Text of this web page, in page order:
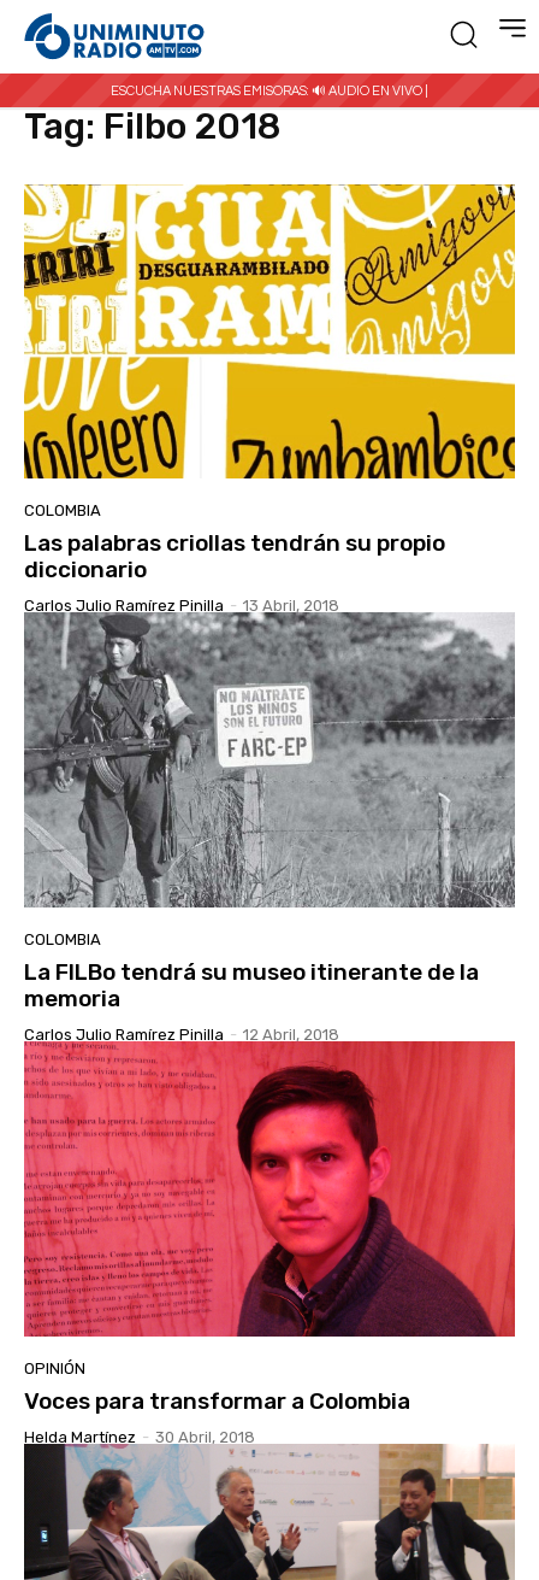
ESCUCHA NUESTRAS EMISORAS: 🔊 AUDIO EN VIVO |
Inicio Etiquetas Filbo 2018
Tag: Filbo 2018
COLOMBIA
Las palabras criollas tendrán su propio
diccionario
Carlos Julio Ramírez Pinilla - 13 Abril, 2018
COLOMBIA
La FILBo tendrá su museo itinerante de la
memoria
Carlos Julio Ramírez Pinilla - 12 Abril, 2018
OPINIÓN
Voces para transformar a Colombia
Helda Martínez - 30 Abril, 2018